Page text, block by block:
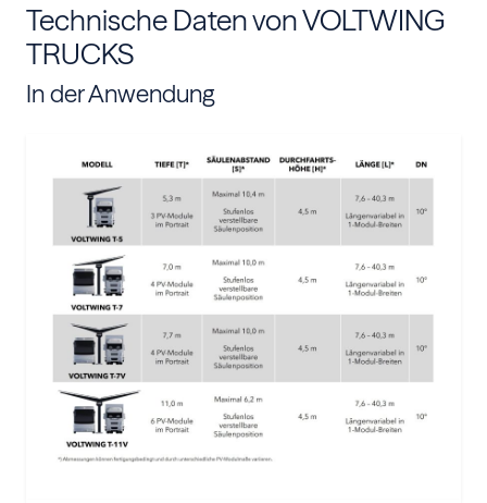
Technische Daten von VOLTWING
TRUCKS
In der Anwendung